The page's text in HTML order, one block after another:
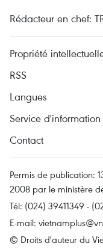
Rédacteur en chef:
Propriété
RSS
Langues
Service d'information
Contact
Permis de publication:
2008 par le ministère
Tél: (024) 39411349 -
E-mail:
© Droits d'auteur du